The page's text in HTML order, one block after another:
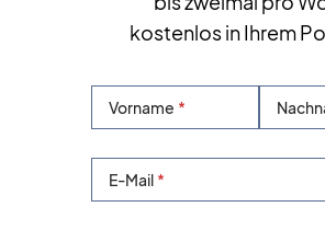
kostenlos in Ihrem
Vorname
E-Mail